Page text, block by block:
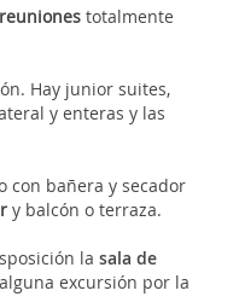
totalmente
Hay junior suites,
y enteras y las
con bañera y secador
y balcón o terraza.
lasala de
excursión por la